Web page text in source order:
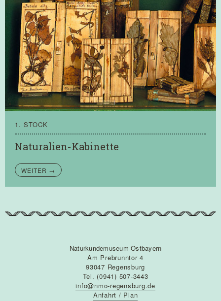
1. STOCK
Naturalien-Kabinette
WEITER →
Naturkundemuseum Ostbayern
Am Prebrunntor 4
93047 Regensburg
Tel. (0941) 507-3443
info@nmo-regensburg.de
Anfahrt / Plan